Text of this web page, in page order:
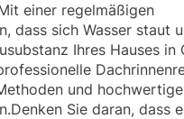
einer regelmäßigen
dass sich Wasser staut
Ihres Hauses in
und
Sie daran, dass